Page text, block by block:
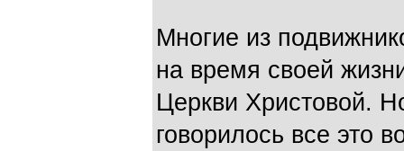
Многие из
на время своей
Церкви Христовой.
говорилось все это